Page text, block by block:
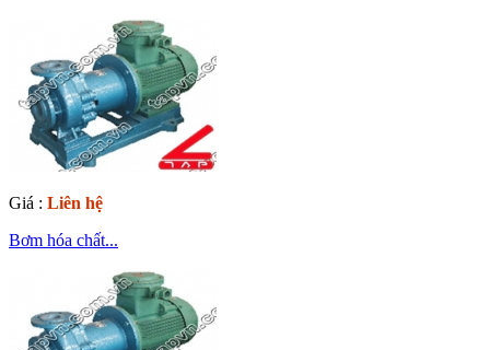
Giá : Liên hệ
Bơm hóa chất...